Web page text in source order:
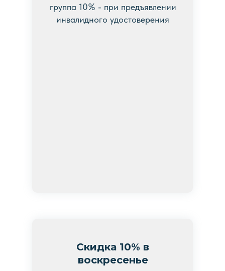
группа 10% - при предъявлении
инвалидного удостоверения
Скидка 10% в
воскресенье